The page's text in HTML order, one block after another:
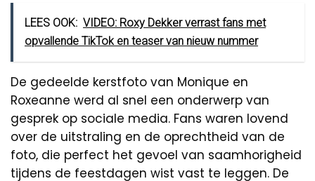
LEES OOK: VIDEO: Roxy Dekker verrast fans met
opvallende TikTok en teaser van nieuw nummer
De gedeelde kerstfoto van Monique en
Roxeanne werd al snel een onderwerp van
gesprek op sociale media. Fans waren lovend
over de uitstraling en de oprechtheid van de
foto, die perfect het gevoel van saamhorigheid
tijdens de feestdagen wist vast te leggen. De